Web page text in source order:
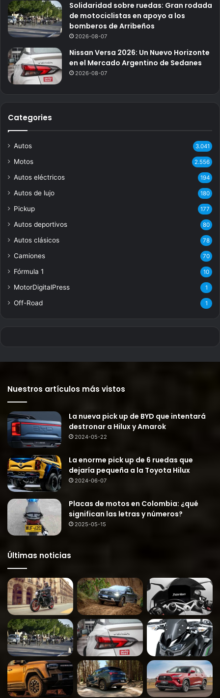
Solidaridad sobre ruedas: Gran rodada
de motociclistas en apoyo a los
bomberos de Arribeños
2026-08-07
Nissan Versa 2026: Un Nuevo Horizonte
en el Mercado Argentino de Sedanes
2026-08-07
Categories
Autos 3.041
Motos 2.556
Autos eléctricos 194
Autos de lujo 180
Pickup 177
Autos deportivos 80
Autos clásicos 78
Camiones 70
Fórmula 1 10
MotorDigitalPress 1
Off-Road 1
Nuestros artículos más vistos
La nueva pick up de BYD que intentará
destronar a Hilux y Amarok
2024-05-22
La enorme pick up de 6 ruedas que
dejaría pequeña a la Toyota Hilux
2024-06-07
Placas de motos en Colombia: ¿qué
significan las letras y números?
2025-05-15
Últimas noticias